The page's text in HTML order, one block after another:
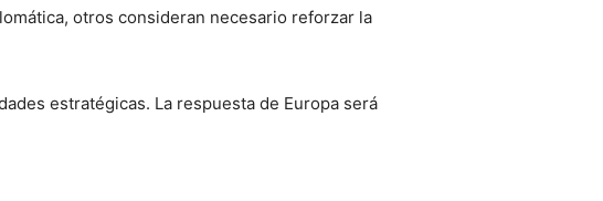
otros consideran necesario reforzar la
estratégicas. La respuesta de Europa será